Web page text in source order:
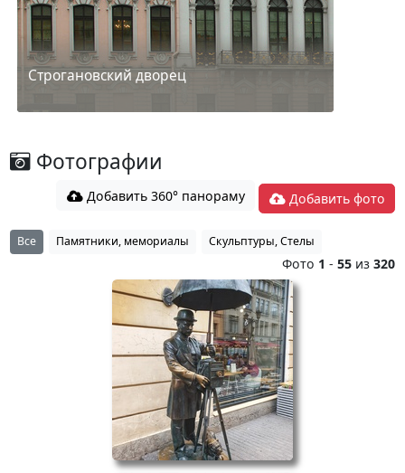
Строгановский дворец
Фотографии
Добавить 360° панораму Добавить фото
Все Памятники, мемориалы Скульптуры, Стелы
Фото 1 -55 из320